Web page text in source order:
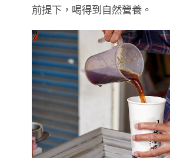
前提下，喝得到自然營養。